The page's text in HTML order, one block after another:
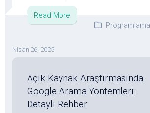
Read More
Programlama
Nisan 26, 2025
Açık Kaynak Araştırmasında
Google Arama Yöntemleri:
Detaylı Rehber